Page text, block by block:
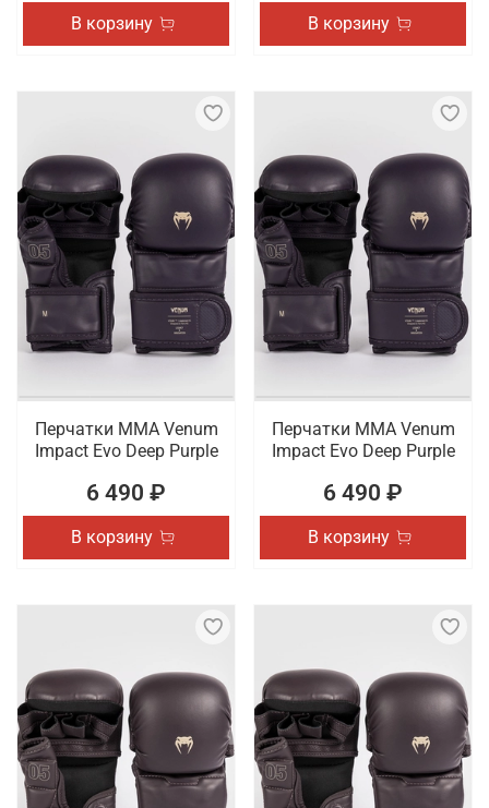
В корзину В корзину
Перчатки ММА Venum
Impact Evo Deep Purple
6 490 ₽
В корзину
Перчатки ММА Venum
Impact Evo Deep Purple
6 490 ₽
В корзину